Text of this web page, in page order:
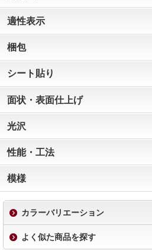
適性表示
梱包
シート貼り
面状・表面仕上げ
光沢
性能・工法
模様
カラーバリエーション
よく似た商品を探す